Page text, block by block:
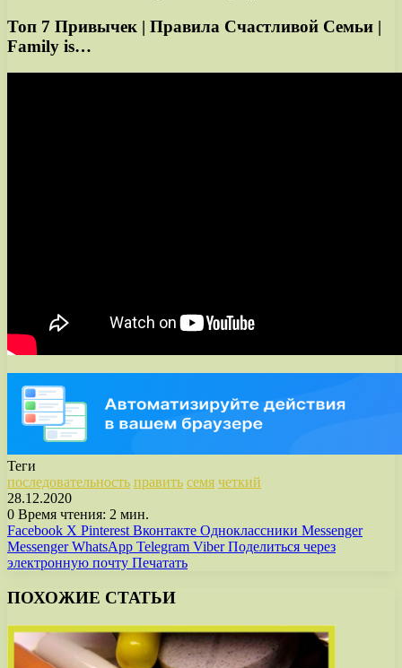
Топ 7 Привычек | Правила Счастливой Семьи |
Family is…
Теги
последовательность править семя четкий
28.12.2020
0 Время чтения: 2 мин.
Facebook X Pinterest Вконтакте Одноклассники Messenger
Messenger WhatsApp Telegram Viber Поделиться через
электронную почту Печатать
ПОХОЖИЕ СТАТЬИ